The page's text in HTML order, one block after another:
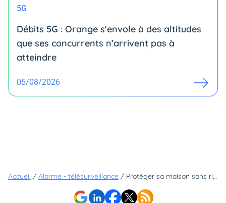
5G
Débits 5G : Orange s'envole à des altitudes
que ses concurrents n’arrivent pas à
atteindre
05/08/2026
Accueil / Alarme - télésurveillance / Protéger sa maison sans rien acheter : voici l'alarme qui supprime l'investissement de départ